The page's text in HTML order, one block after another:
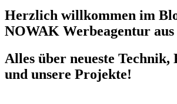
Herzlich willkommen im
NOWAK Werbeagentur
Alles über neueste
und unsere Projekte!